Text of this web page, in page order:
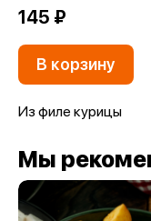
145 ₽
В корзину
Из филе курицы
Мы